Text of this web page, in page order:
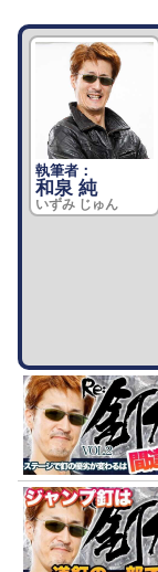
和泉 純
いずみ じゅん